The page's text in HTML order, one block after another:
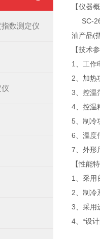
数测定仪
【仪器
SC-
油产品(
【技术
1、工作
2、加热
3、控温
4、控温
5、制冷
6、温度
7、外形
【性能
1、采用
2、制冷
3、采用
4、*设